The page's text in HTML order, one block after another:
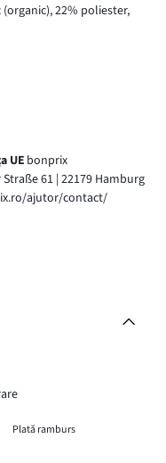
22% poliester,
UE bonprix
61 | 22179 Hamburg
ajutor/contact/
Plată ramburs